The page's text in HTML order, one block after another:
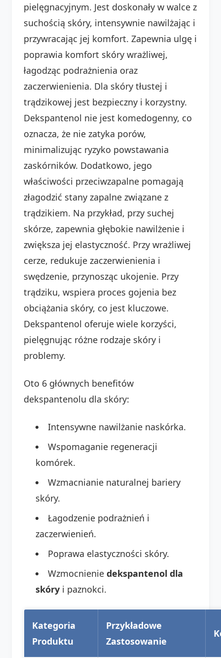
pielęgnacyjnym. Jest doskonały w walce z
suchością skóry, intensywnie nawilżając i
przywracając jej komfort. Zapewnia ulgę i
poprawia komfort skóry wrażliwej,
łagodząc podrażnienia oraz
zaczerwienienia. Dla skóry tłustej i
trądzikowej jest bezpieczny i korzystny.
Dekspantenol nie jest komedogenny, co
oznacza, że nie zatyka porów,
minimalizując ryzyko powstawania
zaskórników. Dodatkowo, jego
właściwości przeciwzapalne pomagają
złagodzić stany zapalne związane z
trądzikiem. Na przykład, przy suchej
skórze, zapewnia głębokie nawilżenie i
zwiększa jej elastyczność. Przy wrażliwej
cerze, redukuje zaczerwienienia i
swędzenie, przynosząc ukojenie. Przy
trądziku, wspiera proces gojenia bez
obciążania skóry, co jest kluczowe.
Dekspantenol oferuje wiele korzyści,
pielęgnując różne rodzaje skóry i
problemy.
Oto 6 głównych benefitów
dekspantenolu dla skóry:
Intensywne nawilżanie naskórka.
Wspomaganie regeneracji
komórek.
Wzmacnianie naturalnej bariery
skóry.
Łagodzenie podrażnień i
zaczerwienień.
Poprawa elastyczności skóry.
Wzmocnienie dekspantenol dla
skóry i paznokci.
Kategoria
Produktu
Przykładowe
Zastosowanie